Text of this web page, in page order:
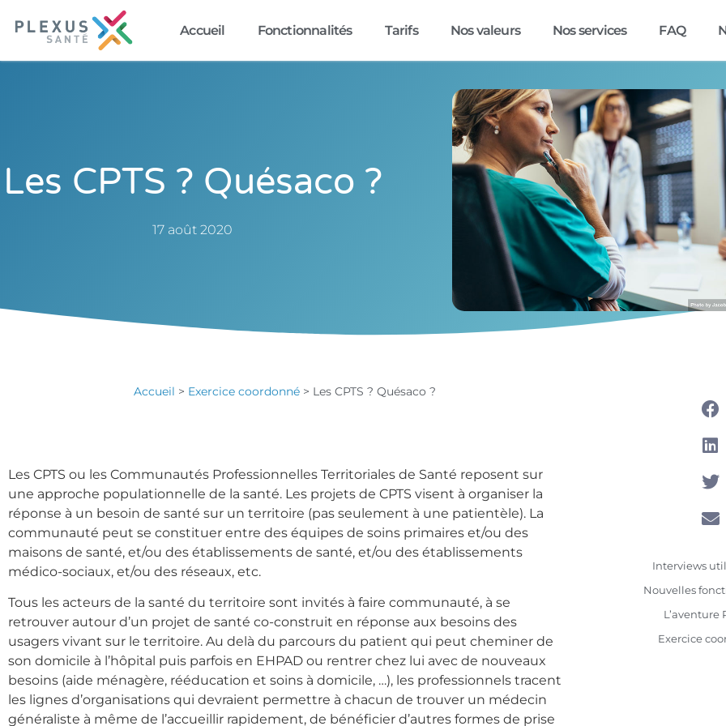
Accueil Fonctionnalités Tarifs Nos valeurs Nos services FAQ
Les CPTS ? Quésaco ?
17 août 2020
Accueil > Exercice coordonné> Les CPTS ? Quésaco ?
Les CPTS ou les Communautés Professionnelles Territoriales de Santé reposent sur
une approche populationnelle de la santé. Les projets de CPTS visent à organiser la
réponse à un besoin de santé sur un territoire (pas seulement à une patientèle). La
communauté peut se constituer entre des équipes de soins primaires et/ou des
maisons de santé, et/ou des établissements de santé, et/ou des établissements
médico-sociaux, et/ou des réseaux, etc.
Tous les acteurs de la santé du territoire sont invités à faire communauté, à se
retrouver autour d’un projet de santé co-construit en réponse aux besoins des
usagers vivant sur le territoire. Au delà du parcours du patient qui peut cheminer de
son domicile à l’hôpital puis parfois en EHPAD ou rentrer chez lui avec de nouveaux
besoins (aide ménagère, rééducation et soins à domicile, …), les professionnels tracent
les lignes d’organisations qui devraient permettre à chacun de trouver un médecin
généraliste à même de l’accueillir rapidement, de bénéficier d’autres formes de prise
Interviews
Nouvelles
L’aventure
Exercice